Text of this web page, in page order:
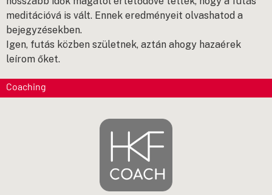
meditációvá is vált. Ennek eredményeit olvashatod a
bejegyzésekben.
Igen, futás közben születnek, aztán ahogy hazaérek
leírom őket.
Coaching